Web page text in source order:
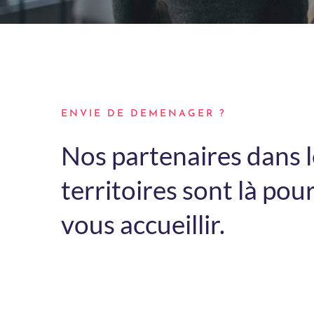
ENVIE DE DEMENAGER ?
Nos partenaires dans
territoires sont là
vous accueillir.